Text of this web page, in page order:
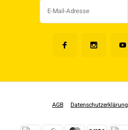
AGB Datenschutzerklärung